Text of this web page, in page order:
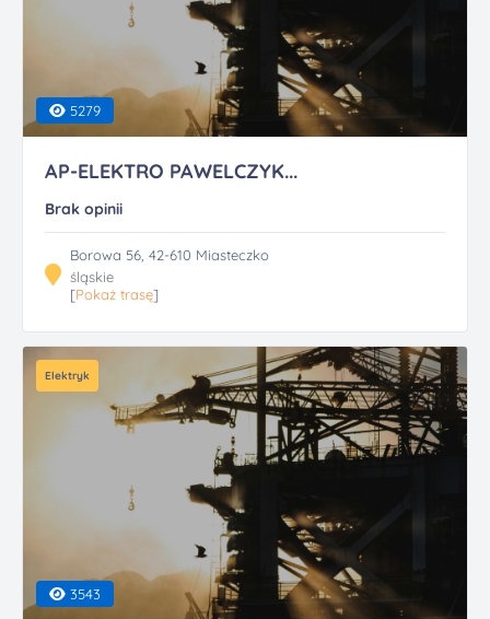
5279
AP-ELEKTRO PAWELCZYK...
Brak opinii
Borowa 56, 42-610 Miasteczko
śląskie
[Pokaż trasę]
Elektryk
3543